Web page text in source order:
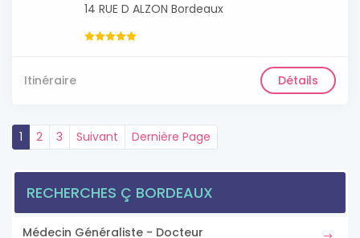
14 RUE D ALZON Bordeaux
Itinéraire Détails
1 2 3 Suivant Dernière Page
RECHERCHES Ç BORDEAUX
Médecin Généraliste - Docteur